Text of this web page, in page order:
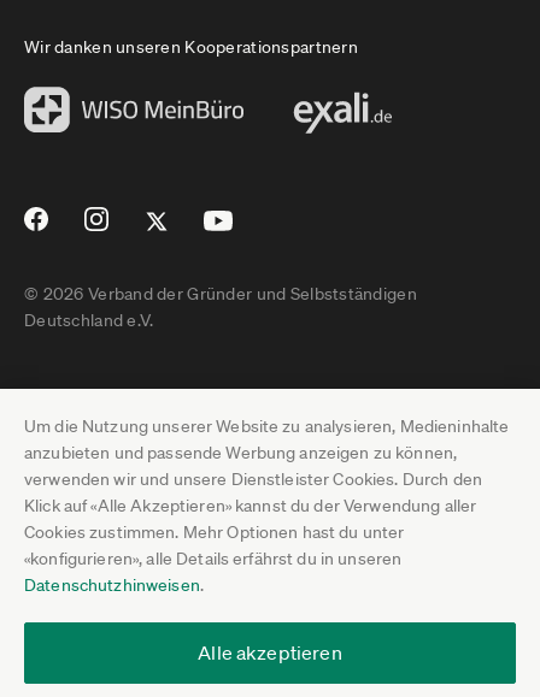
Um die Nutzung unserer Website zu analysieren, Medieninhalte
anzubieten und passende Werbung anzeigen zu können,
verwenden wir und unsere Dienstleister Cookies. Durch den
Klick auf «Alle Akzeptieren» kannst du der Verwendung aller
Cookies zustimmen. Mehr Optionen hast du unter
«konfigurieren», alle Details erfährst du in unseren
Datenschutzhinweisen.
Alle akzeptieren
Wir danken unseren Kooperationspartnern
© 2026 Verband der Gründer und Selbstständigen
Deutschland e.V.
Impressum
Datenschutz
Pressebereich
Jobs